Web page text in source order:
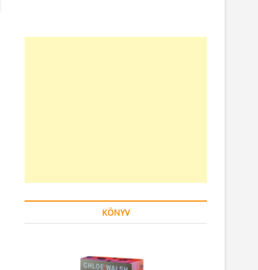
KÖNYV